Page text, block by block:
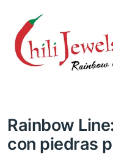
Rainbow
con piedras